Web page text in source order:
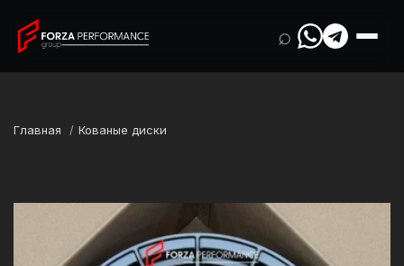
⌕
Главная Кованые диски
Марка